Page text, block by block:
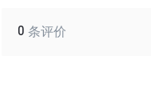
0 条评价